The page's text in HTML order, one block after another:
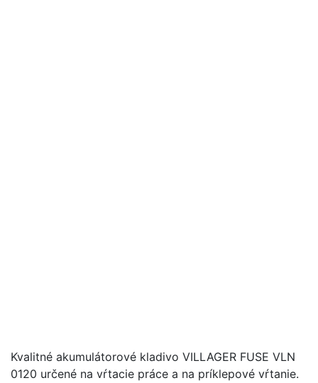
Kvalitné akumulátorové kladivo VILLAGER FUSE VLN
0120 určené na vŕtacie práce a na príklepové vŕtanie.